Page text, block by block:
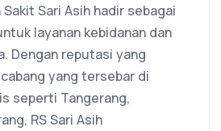
Sari Asih hadir sebagai
layanan kebidanan dan
Dengan reputasi yang
yang tersebar di
seperti Tangerang,
RS Sari Asih